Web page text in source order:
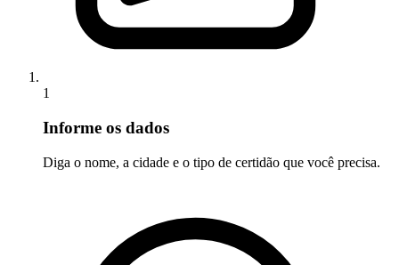
1
Informe os dados
Diga o nome, a cidade e o tipo de certidão que você precisa.